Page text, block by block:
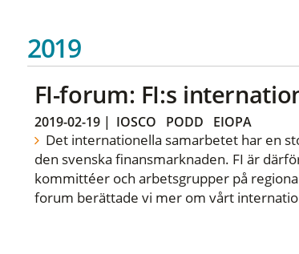
2019
FI-forum: FI:s
2019-02-19| IOSCO PODD EIOPA
Det internationella samarbetet har en
den svenska finansmarknaden. FI är
kommittéer och arbetsgrupper på
forum berättade vi mer om vårt